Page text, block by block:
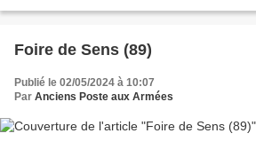
Foire de Sens (89)
Publié le 02/05/2024 à 10:07
Par Anciens Poste aux Armées